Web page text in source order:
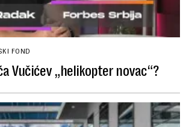
FOND
Vučićev „helikopter novac“?